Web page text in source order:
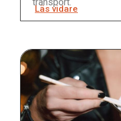
Läs vidare